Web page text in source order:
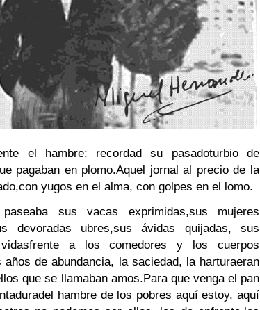
el hambre: recordad su pasadoturbio de
pagaban en plomo.Aquel jornal al precio de la
con yugos en el alma, con golpes en el lomo.
sus vacas exprimidas,sus mujeres
devoradas ubres,sus ávidas quijadas, sus
frente a los comedores y los cuerpos
años de abundancia, la saciedad, la harturaeran
que se llamaban amos.Para que venga el pan
del hambre de los pobres aquí estoy, aquí